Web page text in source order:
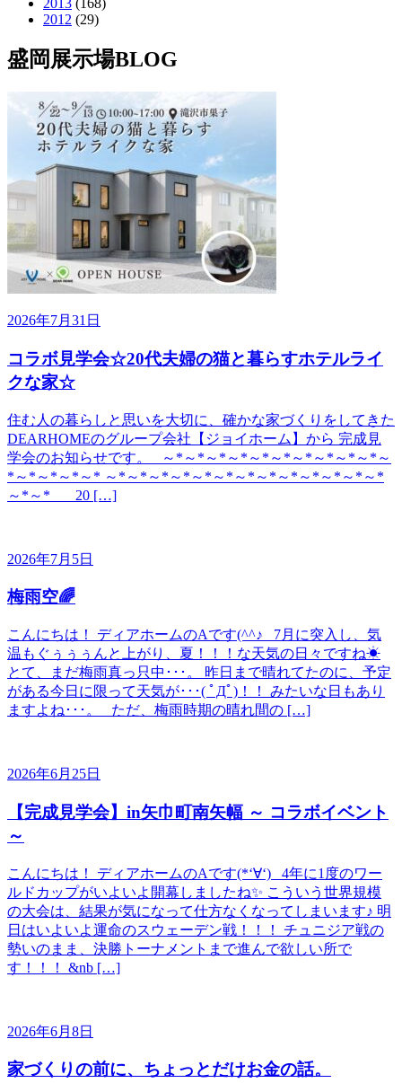
2012 (29)
盛岡展示場BLOG
2026年7月31日
コラボ見学会☆20代夫婦の猫と暮らすホテルライ
クな家☆
住む人の暮らしと思いを大切に、確かな家づくりをしてきた
DEARHOMEのグループ会社【ジョイホーム】から 完成見
学会のお知らせです。 ～*～*～*～*～*～*～*～*～*～*～
*～*～*～*～* ～*～*～*～*～*～*～*～*～*～*～*～*～*
～*～* 20 […]
2026年7月5日
梅雨空🌈
こんにちは！ ディアホームのAです(^^♪ 7月に突入し、気
温もぐぅぅぅんと上がり、夏！！！な天気の日々ですね☀
とて、まだ梅雨真っ只中･･･。 昨日まで晴れてたのに、予定
がある今日に限って天気が･･･( ﾟДﾟ)！！ みたいな日もあり
ますよね･･･。 ただ、梅雨時期の晴れ間の […]
2026年6月25日
【完成見学会】in矢巾町南矢幅 ～ コラボイベント
～
こんにちは！ ディアホームのAです(*‘∀‘) 4年に1度のワー
ルドカップがいよいよ開幕しましたね✨ こういう世界規模
の大会は、結果が気になって仕方なくなってしまいます♪ 明
日はいよいよ運命のスウェーデン戦！！！ チュニジア戦の
勢いのまま、決勝トーナメントまで進んで欲しい所で
す！！！ &nb […]
2026年6月8日
家づくりの前に、ちょっとだけお金の話。